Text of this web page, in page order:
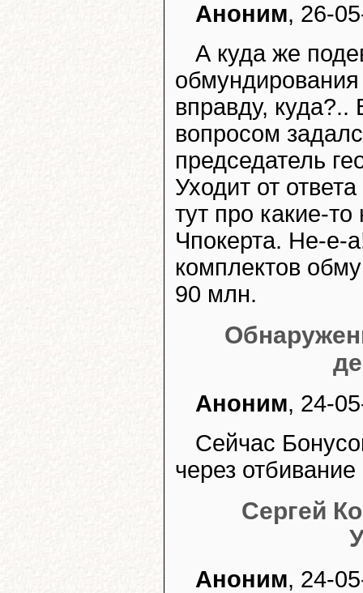
Аноним, 26-
А куда же
вправду,
вопросом
председатель
Уходит от
тут про какие-
Чпокерта. Не-е-
комплектов
90 млн.
Аноним, 24-
Сейчас
через
Сергей
Аноним, 24-